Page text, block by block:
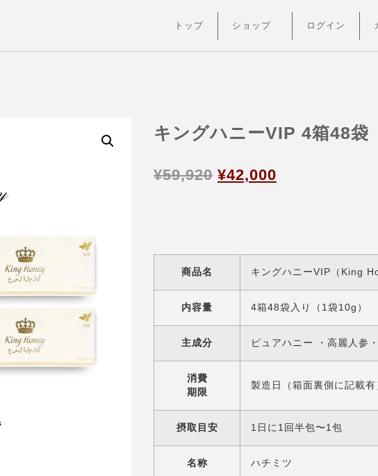
トップ ショップ ログイン
キングハニーVIP 4箱48袋
¥59,920 ¥42,000
商品名 キングハニーVIP（King
内容量 4箱48袋入り（1袋10g）
主成分 ピュアハニー ・高麗人参
消費
期限
製造日（箱面裏側に記載
摂取目安 1日に1回半包〜1包
名称 ハチミツ